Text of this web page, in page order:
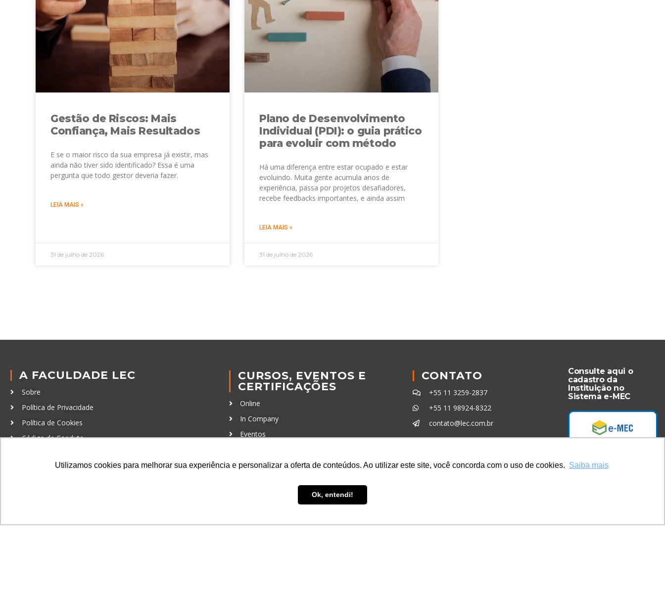
Utilizamos cookies para melhorar sua experiência e personalizar a oferta de conteúdos. Ao utilizar este site, você concorda com o uso de cookies. Saiba mais
Ok, entendi!
Gestão de Riscos: Mais
Confiança, Mais Resultados
E se o maior risco da sua empresa já existir, mas
ainda não tiver sido identificado? Essa é uma
pergunta que todo gestor deveria fazer.
LEIA MAIS »
31 de julho de 2026
Plano de Desenvolvimento
Individual (PDI): o guia prático
para evoluir com método
Há uma diferença entre estar ocupado e estar
evoluindo. Muita gente acumula anos de
experiência, passa por projetos desafiadores,
recebe feedbacks importantes, e ainda assim
LEIA MAIS »
31 de julho de 2026
A FACULDADE LEC
Sobre
Política de Privacidade
Política de Cookies
Código de Conduta
CURSOS, EVENTOS E
CERTIFICAÇÕES
Online
In Company
Eventos
CONTATO
+55 11 3259-2837
+55 11 98924-8322
contato@lec.com.br
Ferramenta Antifraude
Consulte aqui o
cadastro da
Instituição no
Sistema e-MEC